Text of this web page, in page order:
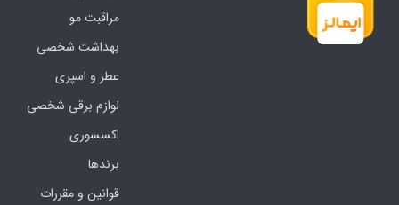
مراقبت مو
بهداشت شخصی
عطر و اسپری
لوازم برقی شخصی
اکسسوری
برندها
قوانین و مقررات